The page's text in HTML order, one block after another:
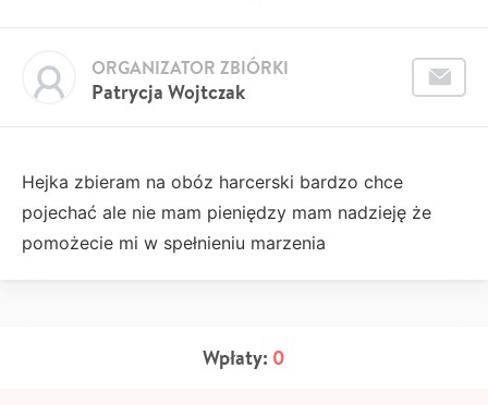
Patrycja Wojtczak
ORGANIZATOR ZBIÓRKI
Hejka zbieram na obóz harcerski bardzo chce
pojechać ale nie mam pieniędzy mam nadzieję że
pomożecie mi w spełnieniu marzenia
Wpłaty: 0